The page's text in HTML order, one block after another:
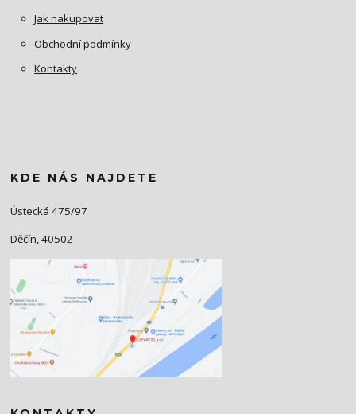
Jak nakupovat
Obchodní podmínky
Kontakty
KDE NÁS NAJDETE
Ústecká 475/97
Děčín, 40502